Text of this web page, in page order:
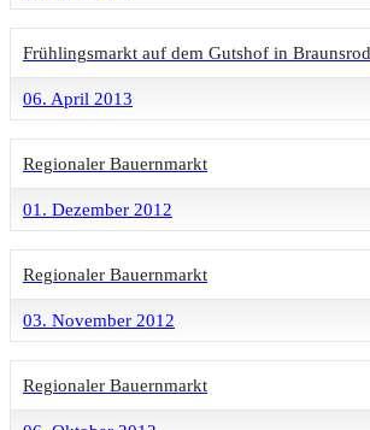
Frühlingsmarkt auf dem Gutshof in
06. April 2013
Regionaler Bauernmarkt
01. Dezember 2012
Regionaler Bauernmarkt
03. November 2012
Regionaler Bauernmarkt